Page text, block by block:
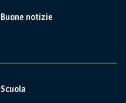
Buone notizie
Scuola